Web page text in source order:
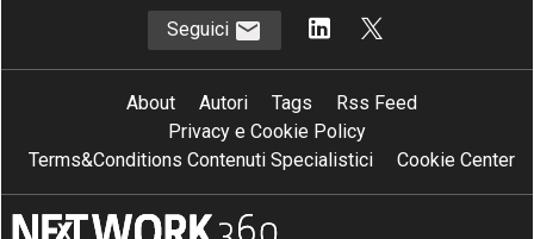
Seguici
About Autori Tags
Rss Feed
Privacy e Cookie Policy
Terms&Conditions Contenuti Specialistici
Cookie Center